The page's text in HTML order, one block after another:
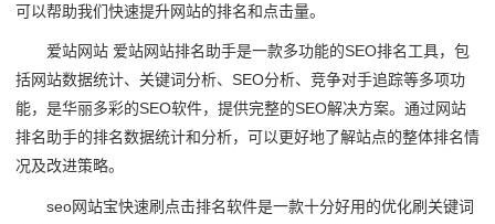
可以帮助我们快速提升网站的排名和点击量。
爱站网站 爱站网站排名助手是一款多功能的SEO排名工具，包
括网站数据统计、关键词分析、SEO分析、竞争对手追踪等多项功
能，是华丽多彩的SEO软件，提供完整的SEO解决方案。通过网站
排名助手的排名数据统计和分析，可以更好地了解站点的整体排名情
况及改进策略。
seo网站宝快速刷点击排名软件是一款十分好用的优化刷关键词